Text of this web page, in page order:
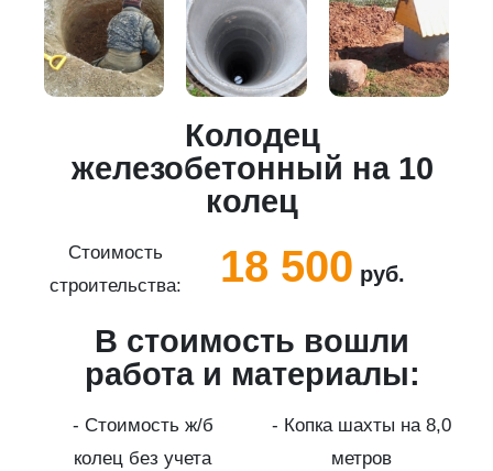
Колодец
железобетонный на 10
колец
Стоимость
строительства:
18 500 руб.
В стоимость вошли
работа и материалы:
- Стоимость ж/б
колец без учета
- Копка шахты на 8,0
метров